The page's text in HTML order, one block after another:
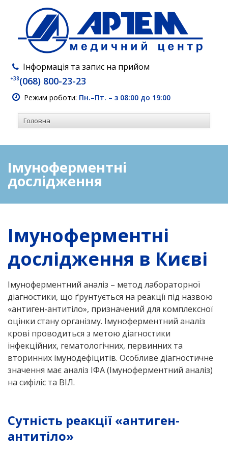
Інформація та запис на прийом
+38(068) 800-23-23
Режим роботи: Пн.–Пт. – з 08:00 до 19:00
Імуноферментні
дослідження
Імуноферментні
дослідження в Києві
Імуноферментний аналіз – метод лабораторної
діагностики, що ґрунтується на реакції під назвою
«антиген-антитіло», призначений для комплексної
оцінки стану організму. Імуноферментний аналіз
крові проводиться з метою діагностики
інфекційних, гематологічних, первинних та
вторинних імунодефіцитів. Особливе діагностичне
значення має аналіз ІФА (Імуноферментний аналіз)
на сифіліс та ВІЛ.
Сутність реакції «антиген-
антитіло»